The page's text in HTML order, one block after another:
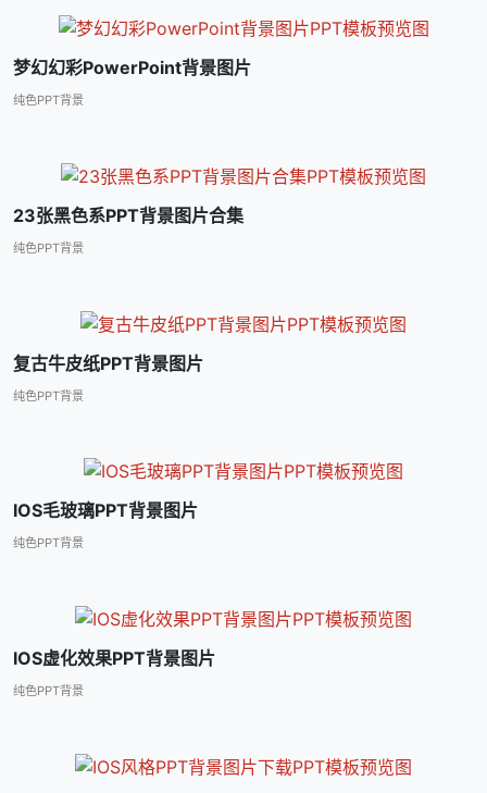
梦幻幻彩PowerPoint背景图片
纯色PPT背景
23张黑色系PPT背景图片合集
纯色PPT背景
复古牛皮纸PPT背景图片
纯色PPT背景
IOS毛玻璃PPT背景图片
纯色PPT背景
IOS虚化效果PPT背景图片
纯色PPT背景